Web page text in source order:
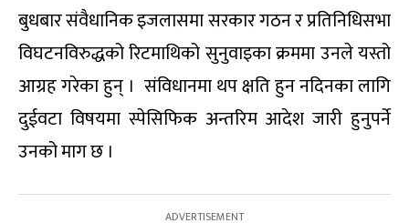
बुधबार संवैधानिक इजलासमा सरकार गठन र प्रतिनिधिसभा
विघटनविरुद्धको रिटमाथिको सुनुवाइका क्रममा उनले यस्तो
आग्रह गरेका हुन् । संविधानमा थप क्षति हुन नदिनका लागि
दुईवटा विषयमा स्पेसिफिक अन्तरिम आदेश जारी हुनुपर्ने
उनको माग छ ।